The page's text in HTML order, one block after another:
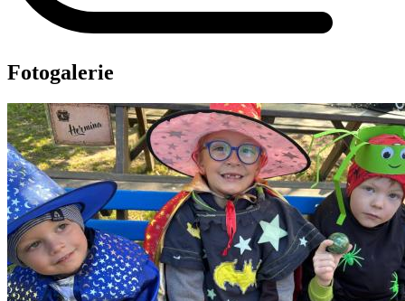
Fotogalerie